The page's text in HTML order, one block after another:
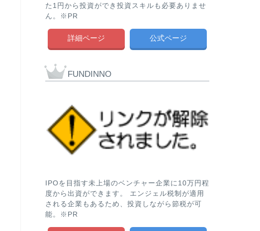
た1円から投資ができ投資スキルも必要ありませ
ん。※PR
詳細ページ 公式ページ
FUNDINNO
IPOを目指す未上場のベンチャー企業に10万円程
度から出資ができます。 エンジェル税制が適用
される企業もあるため、投資しながら節税が可
能。※PR